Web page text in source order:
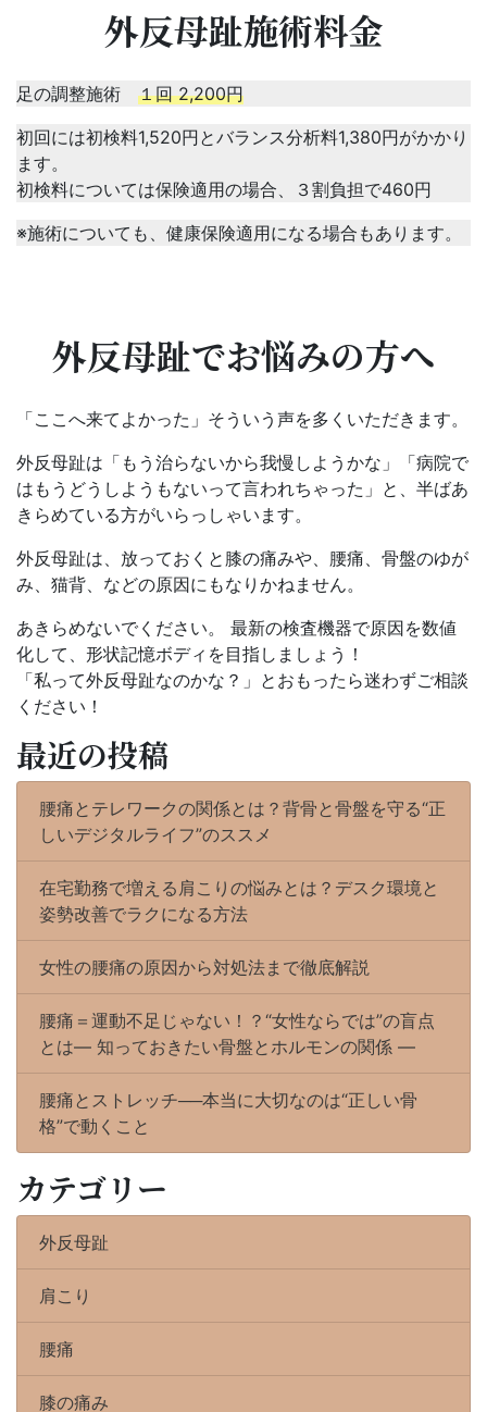
外反母趾施術料金
足の調整施術 １回 2,200円
初回には初検料1,520円とバランス分析料1,380円がかかり
ます。
初検料については保険適用の場合、３割負担で460円
※施術についても、健康保険適用になる場合もあります。
外反母趾でお悩みの方へ
「ここへ来てよかった」そういう声を多くいただきます。
外反母趾は「もう治らないから我慢しようかな」「病院で
はもうどうしようもないって言われちゃった」と、半ばあ
きらめている方がいらっしゃいます。
外反母趾は、放っておくと膝の痛みや、腰痛、骨盤のゆが
み、猫背、などの原因にもなりかねません。
あきらめないでください。 最新の検査機器で原因を数値
化して、形状記憶ボディを目指しましょう！
「私って外反母趾なのかな？」とおもったら迷わずご相談
ください！
最近の投稿
腰痛とテレワークの関係とは？背骨と骨盤を守る“正
しいデジタルライフ”のススメ
在宅勤務で増える肩こりの悩みとは？デスク環境と
姿勢改善でラクになる方法
女性の腰痛の原因から対処法まで徹底解説
腰痛＝運動不足じゃない！？“女性ならでは”の盲点
とは― 知っておきたい骨盤とホルモンの関係 ―
腰痛とストレッチ──本当に大切なのは“正しい骨
格”で動くこと
カテゴリー
外反母趾
肩こり
腰痛
膝の痛み